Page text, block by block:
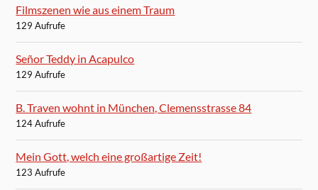
Filmszenen wie aus einem Traum
129 Aufrufe
Señor Teddy in Acapulco
129 Aufrufe
B. Traven wohnt in München, Clemensstrasse 84
124 Aufrufe
Mein Gott, welch eine großartige Zeit!
123 Aufrufe